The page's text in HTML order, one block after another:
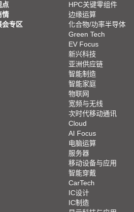
点
情
会专区
HPC关键零组件
边缘运算
化合物/功率半导体
Green Tech
EV Focus
新兴科技
亚洲供应链
智能制造
智能家庭
物联网
宽频与无线
次时代移动通讯
Cloud
AI Focus
电脑运算
服务器
移动设备与应用
智能穿戴
CarTech
IC设计
IC制造